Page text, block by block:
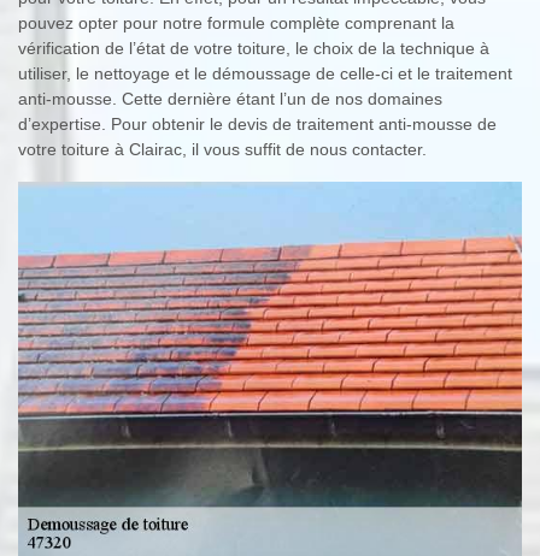
pouvez opter pour notre formule complète comprenant la
vérification de l’état de votre toiture, le choix de la technique à
utiliser, le nettoyage et le démoussage de celle-ci et le traitement
anti-mousse. Cette dernière étant l’un de nos domaines
d’expertise. Pour obtenir le devis de traitement anti-mousse de
votre toiture à Clairac, il vous suffit de nous contacter.